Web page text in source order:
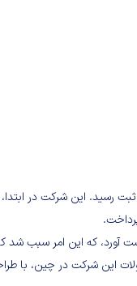
صنعتی در سال ۱۲۸۱ خورشیدی، تأسیس شد و در سال ۱۳۲۹ خورشیدی، به ثبت رسید. این شرکت
را بدست آورد، که این امر سبب شد
این شرکت در چین، با